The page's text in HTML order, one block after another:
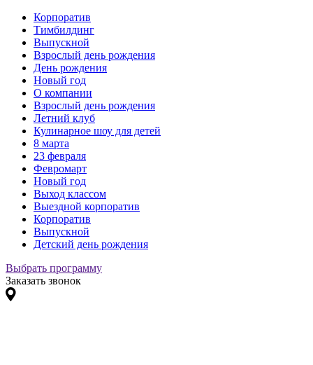
Корпоратив
Тимбилдинг
Выпускной
Взрослый день рождения
День рождения
Новый год
О компании
Взрослый день рождения
Летний клуб
Кулинарное шоу для детей
8 марта
23 февраля
Февромарт
Новый год
Выход классом
Выездной корпоратив
Корпоратив
Выпускной
Детский день рождения
Выбрать программу
Заказать звонок